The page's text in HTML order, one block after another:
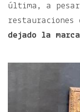
última, a
restauraciones
dejado la